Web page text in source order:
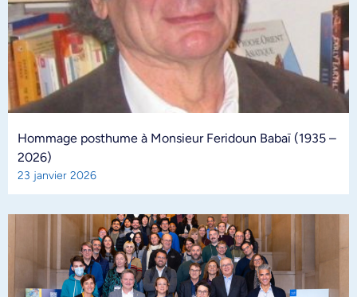
Hommage posthume à Monsieur Feridoun Babaï (1935 –
2026)
23 janvier 2026